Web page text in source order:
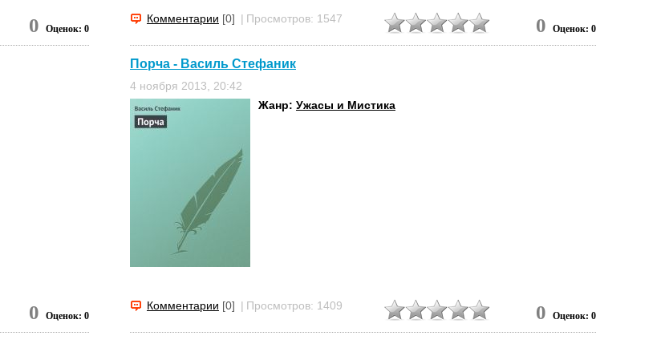
0 Оценок: 0
Комментарии [0] | Просмотров: 1547 0 Оценок: 0
0 Оценок: 0
Порча - Василь Стефаник
4 ноября 2013, 20:42
Жанр: Ужасы и Мистика
Комментарии [0] | Просмотров: 1409 0 Оценок: 0